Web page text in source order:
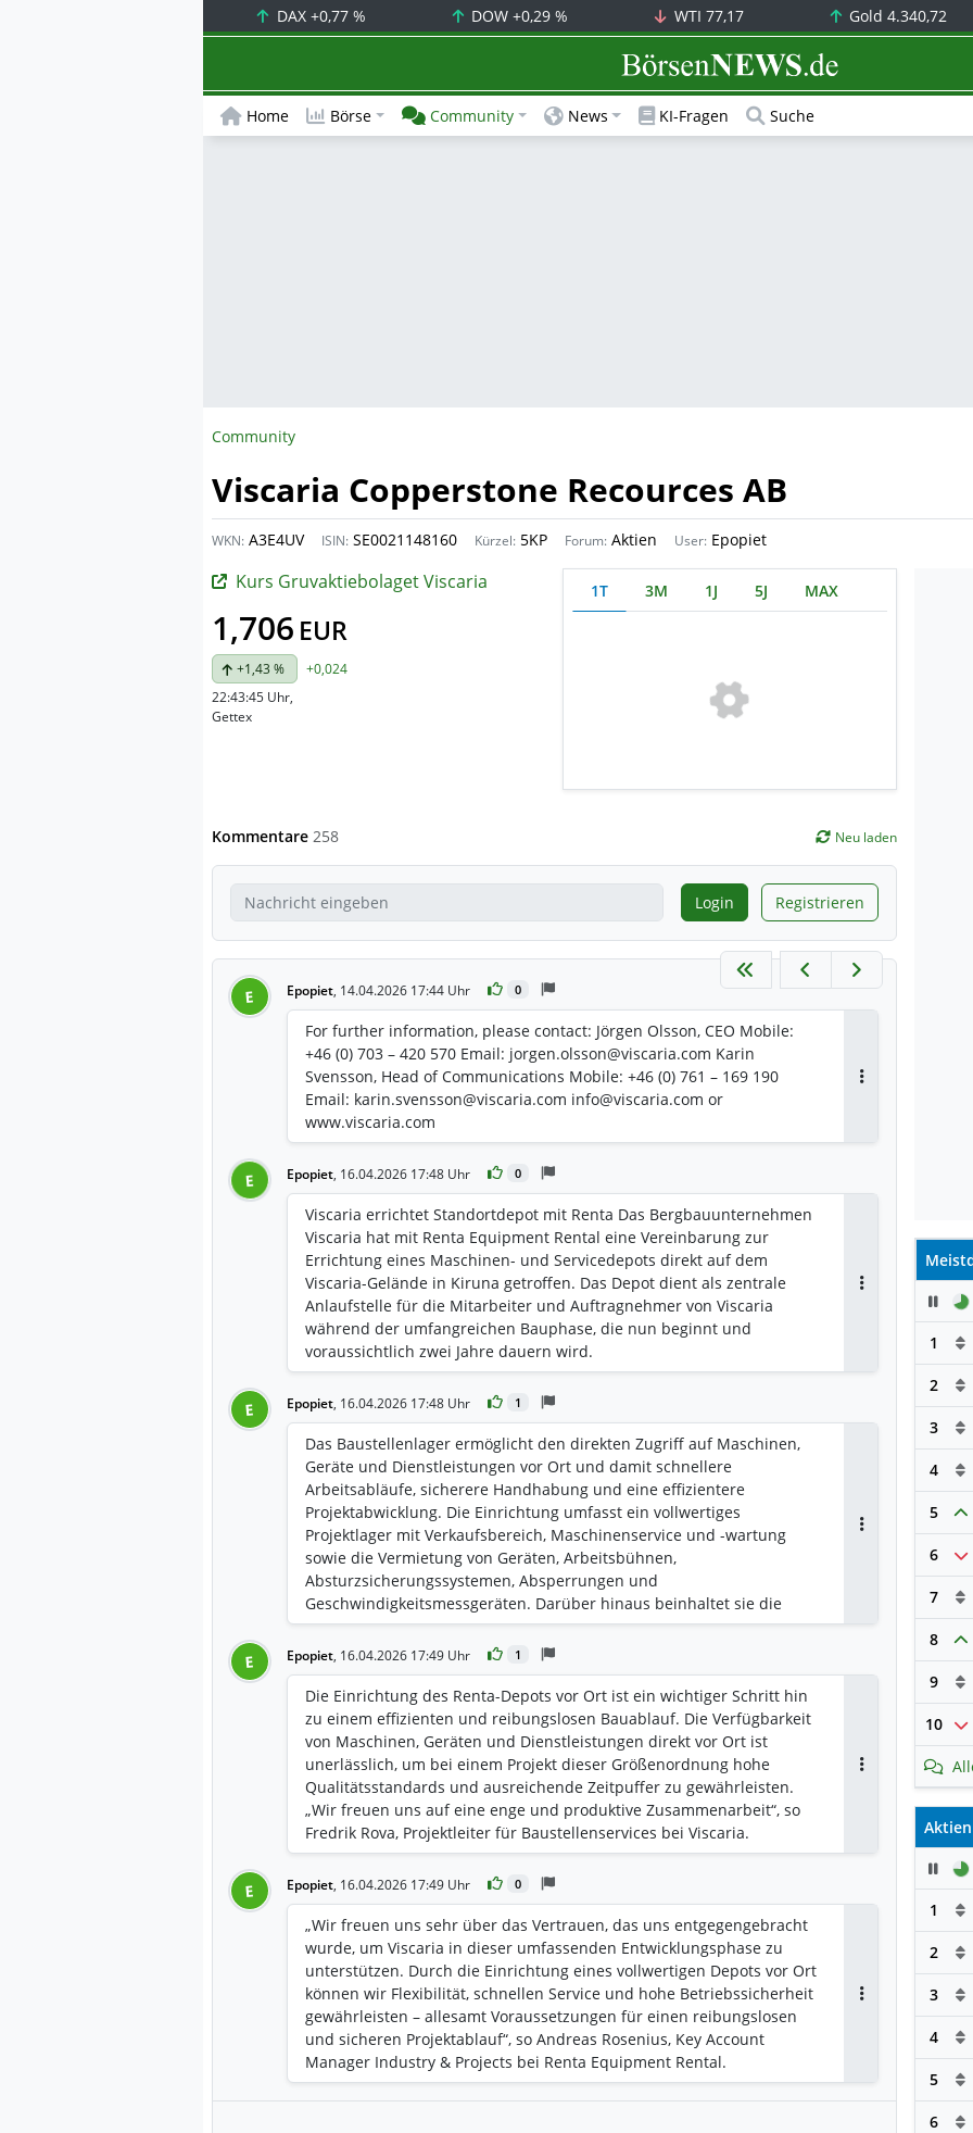
DAX +0,77 % DOW+0,29 % WTI 77,17 Gold4.340,72
BörsenNEWS.de
Home Börse Community News KI-Fragen Suche
Community
Viscaria Copperstone Recources AB
WKN: A3E4UV ISIN: SE0021148160 Kürzel: 5KP Forum: Aktien User: Epopiet
Kurs Gruvaktiebolaget Viscaria
1,706 EUR
+1,43 %
+0,024
22:43:45 Uhr,
Gettex
1T 3M 1J 5J MAX
Kommentare 258 Neu laden
Login Registrieren
E Epopiet, 14.04.2026 17:44 Uhr 0
For further information, please contact: Jörgen Olsson, CEO Mobile:
+46 (0) 703 – 420 570 Email: jorgen.olsson@viscaria.com Karin
Svensson, Head of Communications Mobile: +46 (0) 761 – 169 190
Email: karin.svensson@viscaria.com info@viscaria.com or
www.viscaria.com
E Epopiet, 16.04.2026 17:48 Uhr 0
Viscaria errichtet Standortdepot mit Renta Das Bergbauunternehmen
Viscaria hat mit Renta Equipment Rental eine Vereinbarung zur
Errichtung eines Maschinen- und Servicedepots direkt auf dem
Viscaria-Gelände in Kiruna getroffen. Das Depot dient als zentrale
Anlaufstelle für die Mitarbeiter und Auftragnehmer von Viscaria
während der umfangreichen Bauphase, die nun beginnt und
voraussichtlich zwei Jahre dauern wird.
E Epopiet, 16.04.2026 17:48 Uhr 1
Das Baustellenlager ermöglicht den direkten Zugriff auf Maschinen,
Geräte und Dienstleistungen vor Ort und damit schnellere
Arbeitsabläufe, sicherere Handhabung und eine effizientere
Projektabwicklung. Die Einrichtung umfasst ein vollwertiges
Projektlager mit Verkaufsbereich, Maschinenservice und -wartung
sowie die Vermietung von Geräten, Arbeitsbühnen,
Absturzsicherungssystemen, Absperrungen und
Geschwindigkeitsmessgeräten. Darüber hinaus beinhaltet sie die
Errichtung temporärer Gebäude für die Materialbearbeitung, Büros
und Umkleideräume sowie weitere Dienstleistungen zur
Baustellenunterstützung. Damit ist Renta ein wichtiger Partner für die
reibungslose und professionelle Durchführung Ihres Bauprojekts.
E Epopiet, 16.04.2026 17:49 Uhr 1
Die Einrichtung des Renta-Depots vor Ort ist ein wichtiger Schritt hin
zu einem effizienten und reibungslosen Bauablauf. Die Verfügbarkeit
von Maschinen, Geräten und Dienstleistungen direkt vor Ort ist
unerlässlich, um bei einem Projekt dieser Größenordnung hohe
Qualitätsstandards und ausreichende Zeitpuffer zu gewährleisten.
„Wir freuen uns auf eine enge und produktive Zusammenarbeit“, so
Fredrik Rova, Projektleiter für Baustellenservices bei Viscaria.
E Epopiet, 16.04.2026 17:49 Uhr 0
„Wir freuen uns sehr über das Vertrauen, das uns entgegengebracht
wurde, um Viscaria in dieser umfassenden Entwicklungsphase zu
unterstützen. Durch die Einrichtung eines vollwertigen Depots vor Ort
können wir Flexibilität, schnellen Service und hohe Betriebssicherheit
gewährleisten – allesamt Voraussetzungen für einen reibungslosen
und sicheren Projektablauf“, so Andreas Rosenius, Key Account
Manager Industry & Projects bei Renta Equipment Rental.
1
2
3
4
5
6
7
8
9
10
Aktien
1
2
3
4
5
6